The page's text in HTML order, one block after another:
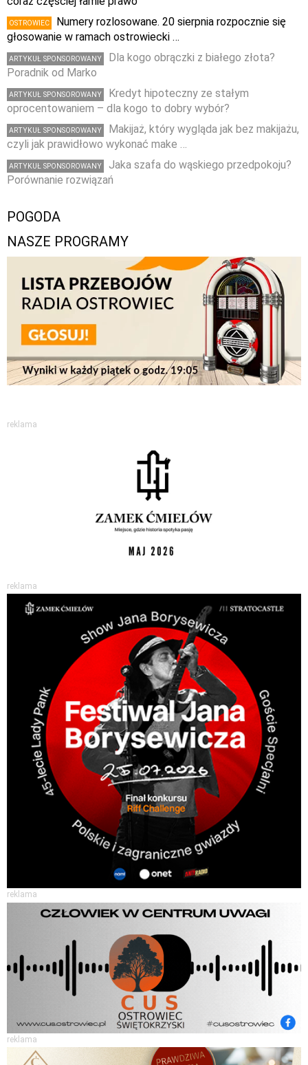
OSTROWIEC
Numery rozlosowane. 20 sierpnia rozpocznie się
głosowanie w ramach ostrowiecki …
ARTYKUŁ SPONSOROWANY
Dla kogo obrączki z białego złota?
Poradnik od Marko
ARTYKUŁ SPONSOROWANY
Kredyt hipoteczny ze stałym
oprocentowaniem – dla kogo to dobry wybór?
ARTYKUŁ SPONSOROWANY
Makijaż, który wygląda jak bez makijażu,
czyli jak prawidłowo wykonać make …
ARTYKUŁ SPONSOROWANY
Jaka szafa do wąskiego przedpokoju?
Porównanie rozwiązań
POGODA
NASZE PROGRAMY
reklama
reklama
reklama
reklama